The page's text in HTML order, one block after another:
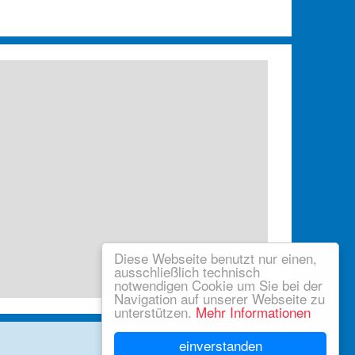
einverstanden
Diese Webseite benutzt nur einen,
ausschließlich technisch
notwendigen Cookie um Sie bei der
Navigation auf unserer Webseite zu
unterstützen. Mehr Informationen
Leaflet